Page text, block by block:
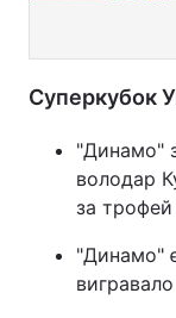
Суперкубок
"Динамо"
володар
за трофей
"Динамо"